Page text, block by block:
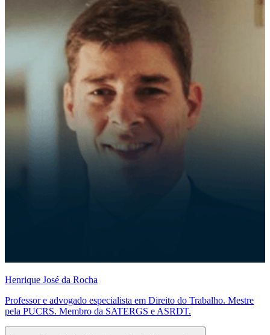
Henrique José da Rocha
Professor e advogado especialista em Direito do Trabalho. Mestre
pela PUCRS. Membro da SATERGS e ASRDT.